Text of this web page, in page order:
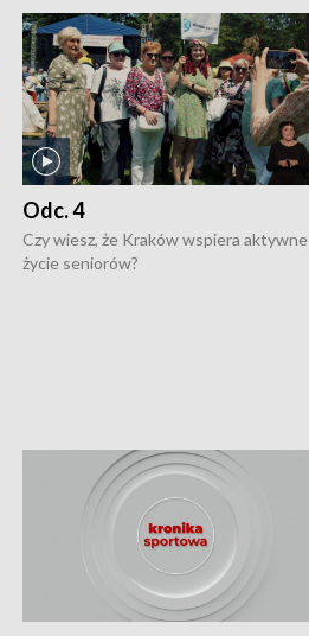
Odc. 4
Czy wiesz, że Kraków wspiera aktywne
życie seniorów?